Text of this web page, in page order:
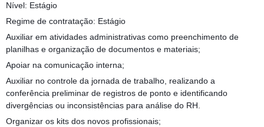
Nível: Estágio
Regime de contratação: Estágio
Auxiliar em atividades administrativas como preenchimento de
planilhas e organização de documentos e materiais;
Apoiar na comunicação interna;
Auxiliar no controle da jornada de trabalho, realizando a
conferência preliminar de registros de ponto e identificando
divergências ou inconsistências para análise do RH.
Organizar os kits dos novos profissionais;